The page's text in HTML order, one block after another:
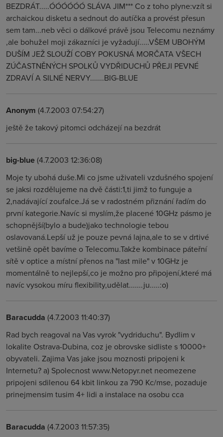
BEZDRÁT.....ÓÓÓÓÓÓ SLÁVA JIM*** Co z toho plyne:vzít si
archaickou disketu a sednout do autíčka a provést přesun
sem tam...neb věci o dálkové právě jsou Telecomu neznámy
,ale bohužel moji zákazníci je vyžadují.....VŠEM UBOHÝM
DUŠÍM JEŽ SLOUŽÍ COBY POKUSNÁ MORČATA VŠECH
ZÚČASTNĚNÝCH SPOLKŮ VYDŘIDUCHŮ PŘEJI PEVNÉ
ZDRAVÍ A SILNÉ NERVY.......BIG-BLUE
Anonym (4.7.2003 07:54:27)
ještě že takový pitomci odcházejí na bezdrát
big-blue(4.7.2003 12:36:08)
Moje ty ubohá duše.Mi co jsme uživateli vzdušného spojení
se jaksi rozdělujeme na dvě části:1,ti jimž to funguje a
2,nadávající zoufalce.Já se v radostném přiznání řadím do
první kategorie.Navíc si myslím,že placené 10GHz pásmo je
schopnější(bylo a bude)jako technologie tebou
oslavovaná.Lepší už je pouze pevná lajna,ale to se v drtivé
vetšině opět bavíme o Telecomu.Takže kombinace páteřní
sítě v optice a místní přenos na "last mile" v 10GHz je
momentálně to nejlepší,co je možno pro připojení,které má
navíc vysokou míru flexibility,udělat.......ju.....:o)
Baracudda (4.7.2003 11:40:37)
Rad bych reagoval na Vas vyrok "vydriduchu". Bydlim v
lokalite Ostrava-Dubina, coz je obrovske sidliste s 10000+
obyvateli. Zajima Vas jake jsou moznosti pripojeni k
Internetu? a) Spolecnost www.Netopyr.net neomezene
pripojeni sdilenou 64 kbit linkou za 790 Kc/mse, pozaduje
prinejmensim tusim 4+ lidi a instalace na osobu cca
Baracudda (4.7.2003 11:57:35)